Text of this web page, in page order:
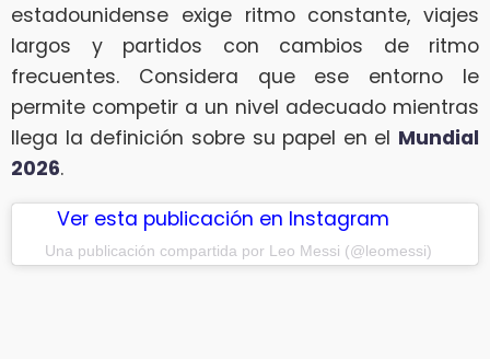
estadounidense exige ritmo constante, viajes
largos y partidos con cambios de ritmo
frecuentes. Considera que ese entorno le
permite competir a un nivel adecuado mientras
llega la definición sobre su papel en el Mundial
2026.
Ver esta publicación en Instagram
Una publicación compartida por Leo Messi (@leomessi)